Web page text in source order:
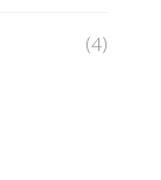
(4)